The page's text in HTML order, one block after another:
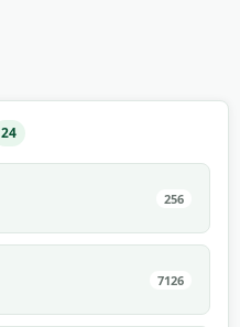
24
256
7126